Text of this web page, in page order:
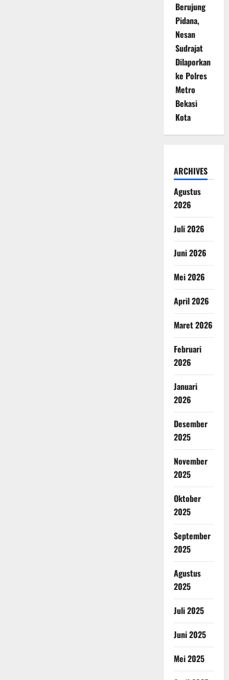
Berujung
Pidana,
Nesan
Sudrajat
Dilaporkan
ke Polres
Metro
Bekasi
Kota
ARCHIVES
Agustus
2026
Juli 2026
Juni 2026
Mei 2026
April 2026
Maret 2026
Februari
2026
Januari
2026
Desember
2025
November
2025
Oktober
2025
September
2025
Agustus
2025
Juli 2025
Juni 2025
Mei 2025